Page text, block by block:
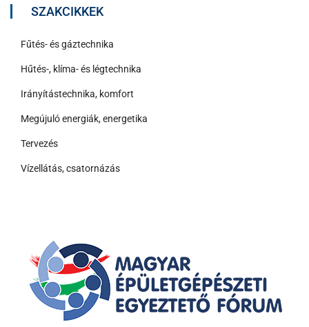
SZAKCIKKEK
Fűtés- és gáztechnika
Hűtés-, klíma- és légtechnika
Irányítástechnika, komfort
Megújuló energiák, energetika
Tervezés
Vízellátás, csatornázás